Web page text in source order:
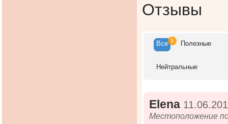
Отзывы
Все 5 Полезные
Нейтральные
Elena
Местоположение